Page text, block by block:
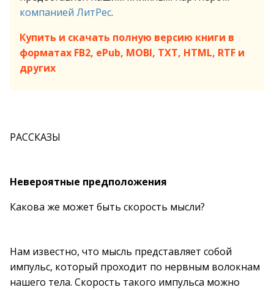
компанией ЛитРес.
Купить и скачать полную версию книги в
форматах FB2, ePub, MOBI, TXT, HTML, RTF и
других
РАССКАЗЫ
Невероятные предположения
Какова же может быть скорость мысли?
Нам известно, что мысль представляет собой
импульс, который проходит по нервным волокнам
нашего тела. Скорость такого импульса можно